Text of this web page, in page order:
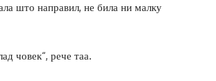
што направил, не била ни малку
човек“, рече таа.